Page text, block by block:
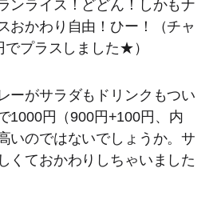
ンライス！どどん！しかもナ
おかわり自由！ひー！（チャ
でプラスしました★）
ーがサラダもドリンクもつい
1000円（900円+100円、内
いのではないでしょうか。サ
くておかわりしちゃいました